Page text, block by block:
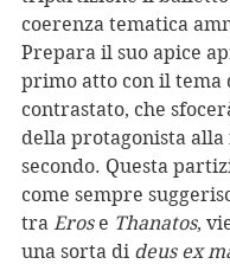
coerenza tematica
Prepara il suo apice
primo atto con il tema
contrastato, che
della protagonista alla
secondo. Questa
come sempre
tra Eros e Thanatos,
una sorta di deus ex